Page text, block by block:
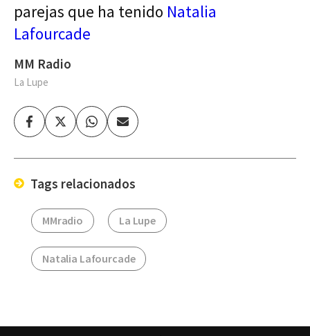
parejas que ha tenido Natalia
Lafourcade
MM Radio
La Lupe
FacebookTwitterWhatsapp
Enviar
por
Tags relacionados
MMradio La Lupe
Natalia Lafourcade